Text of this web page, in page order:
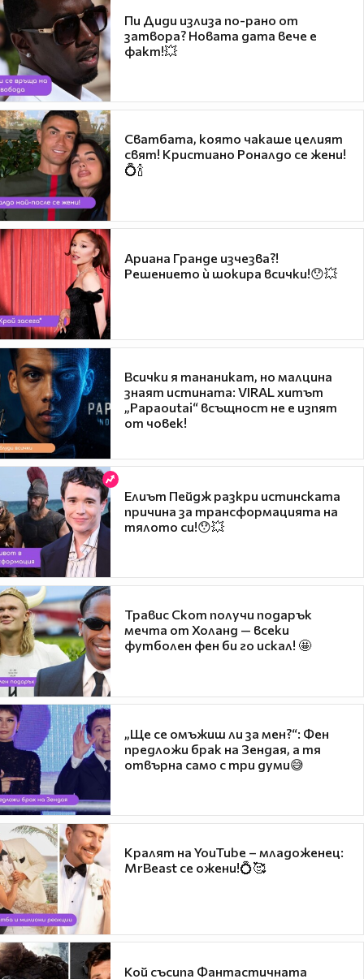
Пи Диди излиза по-рано от
затвора? Новата дата вече е
факт!💥
Сватбата, която чакаше целият
свят! Кристиано Роналдо се жени!
💍🍾
Ариана Гранде изчезва?!
Решението ѝ шокира всички!😯💥
Всички я тананикат, но малцина
знаят истината: VIRAL хитът
„Papaoutai“ всъщност не е изпят
от човек!
Елиът Пейдж разкри истинската
причина за трансформацията на
тялото си!😯💥
Травис Скот получи подарък
мечта от Холанд — всеки
футболен фен би го искал! 🤩
„Ще се омъжиш ли за мен?“: Фен
предложи брак на Зендая, а тя
отвърна само с три думи😅
Кралят на YouTube – младоженец:
MrBeast се ожени!💍🥰
Кой съсипа Фантастичната